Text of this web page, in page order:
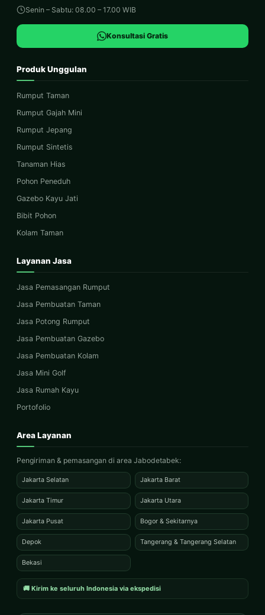
Senin – Sabtu: 08.00 – 17.00 WIB
Konsultasi Gratis
Produk Unggulan
Rumput Taman
Rumput Gajah Mini
Rumput Jepang
Rumput Sintetis
Tanaman Hias
Pohon Peneduh
Gazebo Kayu Jati
Bibit Pohon
Kolam Taman
Layanan Jasa
Jasa Pemasangan Rumput
Jasa Pembuatan Taman
Jasa Potong Rumput
Jasa Pembuatan Gazebo
Jasa Pembuatan Kolam
Jasa Mini Golf
Jasa Rumah Kayu
Portofolio
Area Layanan
Pengiriman & pemasangan di area Jabodetabek:
Jakarta Selatan Jakarta Barat
Jakarta Timur Jakarta Utara
Jakarta Pusat Bogor & Sekitarnya
Depok Tangerang & Tangerang Selatan
Bekasi
🚚 Kirim ke seluruh Indonesia via ekspedisi